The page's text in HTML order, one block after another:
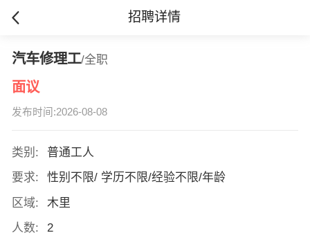
招聘详情
汽车修理工/全职
面议
发布时间:2026-08-08
类别:
普通工人
要求:
性别不限/ 学历不限/经验不限/年龄
区域:
木里
人数:
2